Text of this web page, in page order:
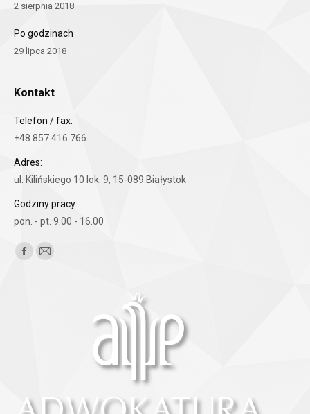
2 sierpnia 2018
Po godzinach
29 lipca 2018
Kontakt
Telefon / fax:
+48 857 416 766
Adres:
ul. Kilińskiego 10 lok. 9, 15-089 Białystok
Godziny pracy:
pon. - pt. 9.00 - 16.00
Znajdź nas na:
Facebook
Mail